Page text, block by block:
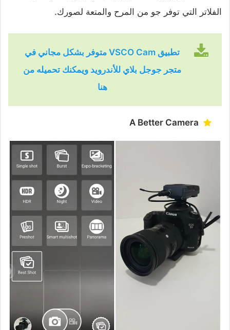
الفلاتر التي توفر جو من المرح والمتعة لصورك.
تطبيق VSCO Cam متوفر بشكل مجاني في
متجر جوجل بلاي للأندرويد ويمكنك تحميله من
هنا
A Better Camera